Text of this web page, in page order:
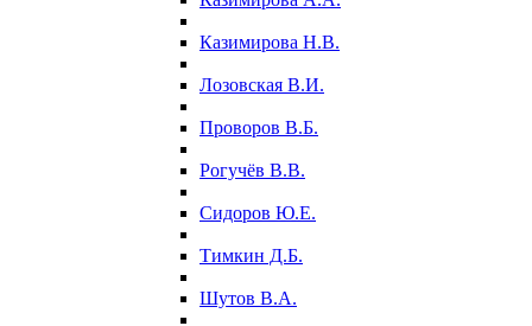
Казимирова Н.В.
Лозовская В.И.
Проворов В.Б.
Рогучёв В.В.
Сидоров Ю.Е.
Тимкин Д.Б.
Шутов В.А.